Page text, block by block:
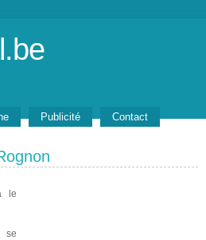
Publicité
Contact
le
se